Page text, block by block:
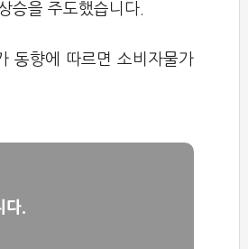
을 주도했습니다.
동향에 따르면 소비자물가
다.